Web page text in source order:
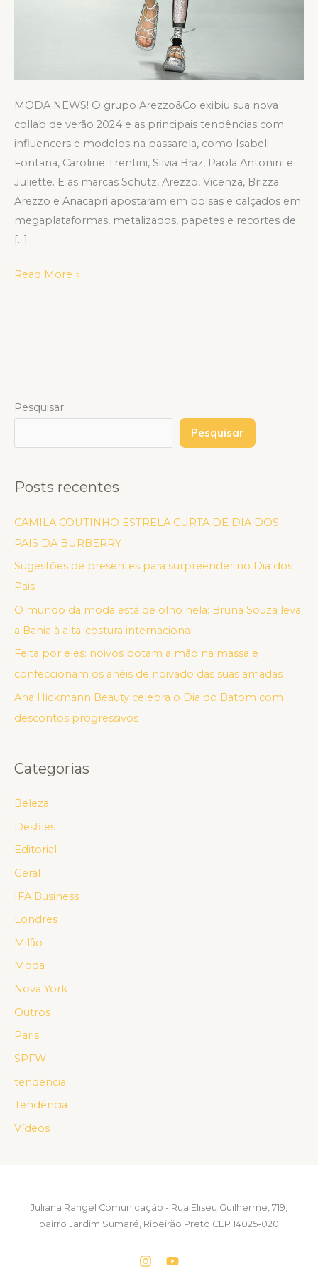
MODA NEWS! O grupo Arezzo&Co exibiu sua nova
collab de verão 2024 e as principais tendências com
influencers e modelos na passarela, como Isabeli
Fontana, Caroline Trentini, Silvia Braz, Paola Antonini e
Juliette. E as marcas Schutz, Arezzo, Vicenza, Brizza
Arezzo e Anacapri apostaram em bolsas e calçados em
megaplataformas, metalizados, papetes e recortes de
[…]
Read More »
Pesquisar
Pesquisar
Posts recentes
CAMILA COUTINHO ESTRELA CURTA DE DIA DOS
PAIS DA BURBERRY
Sugestões de presentes para surpreender no Dia dos
Pais
O mundo da moda está de olho nela: Bruna Souza leva
a Bahia à alta-costura internacional
Feita por eles: noivos botam a mão na massa e
confeccionam os anéis de noivado das suas amadas
Ana Hickmann Beauty celebra o Dia do Batom com
descontos progressivos
Categorias
Beleza
Desfiles
Editorial
Geral
IFA Business
Londres
Milão
Moda
Nova York
Outros
Paris
SPFW
tendencia
Tendência
Vídeos
Juliana Rangel Comunicação - Rua Eliseu Guilherme, 719,
bairro Jardim Sumaré, Ribeirão Preto CEP 14025-020